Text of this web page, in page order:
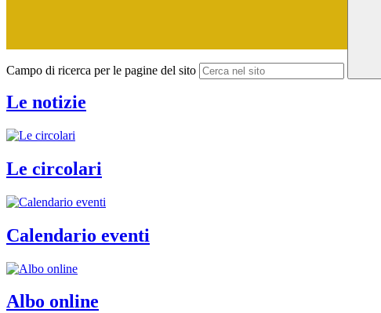
Campo di ricerca per le pagine del sito
Le notizie
Le circolari
Calendario eventi
Albo online